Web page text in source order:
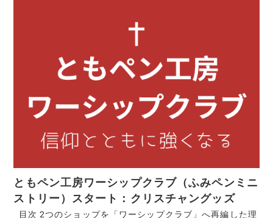
ともペン工房ワーシップクラブ（ふみペンミニ
ストリー）スタート：クリスチャングッズ
目次 2つのショップを「ワーシップクラブ」へ再編した理